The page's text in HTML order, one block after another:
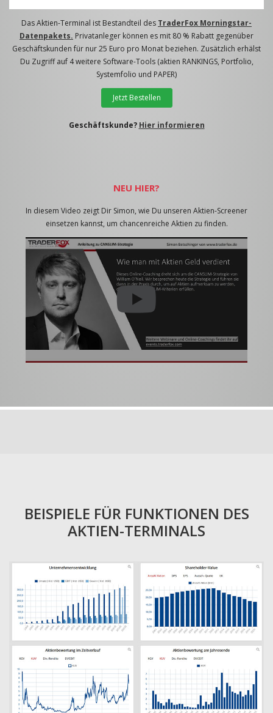
Das Aktien-Terminal ist Bestandteil des TraderFox Morningstar-
Datenpakets. Privatanleger können es mit 80 % Rabatt gegenüber
Geschäftskunden für nur 25 Euro pro Monat beziehen. Zusätzlich erhälst
Du Zugriff auf 4 weitere Software-Tools (aktien RANKINGS, Portfolio,
Systemfolio und PAPER)
Jetzt Bestellen
Geschäftskunde? Hier informieren
NEU HIER?
In diesem Video zeigt Dir Simon, wie Du unseren Aktien-Screener
einsetzen kannst, um chancenreiche Aktien zu finden.
BEISPIELE FÜR FUNKTIONEN DES
AKTIEN-TERMINALS